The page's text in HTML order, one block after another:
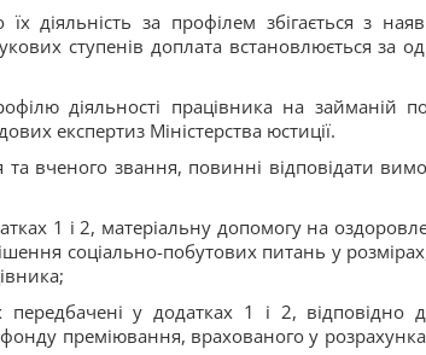
діяльність за профілем збігається з
ступенів доплата встановлюється за
діяльності працівника на займаній
експертиз Міністерства юстиції.
вченого звання, повинні відповідати
1 і 2, матеріальну допомогу на
соціально-побутових питань у
у додатках 1 і 2, відповідно
преміювання, врахованого у